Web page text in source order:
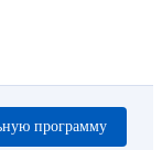
программу